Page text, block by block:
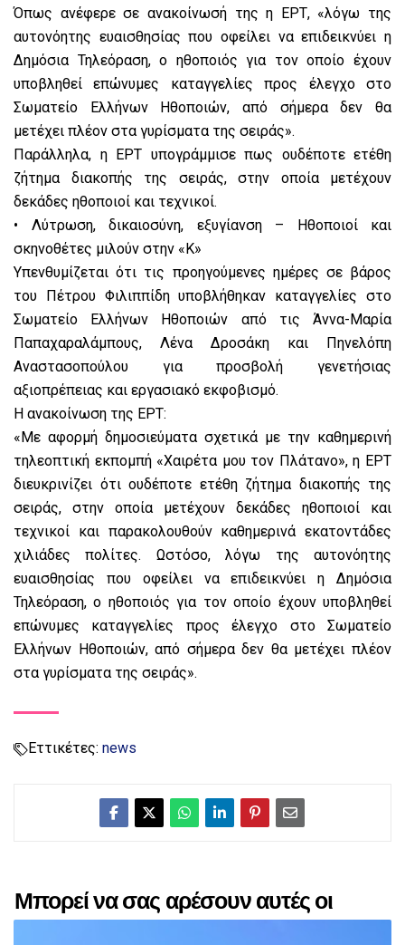
Όπως ανέφερε σε ανακοίνωσή της η ΕΡΤ, «λόγω της
αυτονόητης ευαισθησίας που οφείλει να επιδεικνύει η
Δημόσια Τηλεόραση, ο ηθοποιός για τον οποίο έχουν
υποβληθεί επώνυμες καταγγελίες προς έλεγχο στο
Σωματείο Ελλήνων Ηθοποιών, από σήμερα δεν θα
μετέχει πλέον στα γυρίσματα της σειράς».
Παράλληλα, η ΕΡΤ υπογράμμισε πως ουδέποτε ετέθη
ζήτημα διακοπής της σειράς, στην οποία μετέχουν
δεκάδες ηθοποιοί και τεχνικοί.
• Λύτρωση, δικαιοσύνη, εξυγίανση – Ηθοποιοί και
σκηνοθέτες μιλούν στην «Κ»
Υπενθυμίζεται ότι τις προηγούμενες ημέρες σε βάρος
του Πέτρου Φιλιππίδη υποβλήθηκαν καταγγελίες στο
Σωματείο Ελλήνων Ηθοποιών από τις Άννα-Μαρία
Παπαχαραλάμπους, Λένα Δροσάκη και Πηνελόπη
Αναστασοπούλου για προσβολή γενετήσιας
αξιοπρέπειας και εργασιακό εκφοβισμό.
Η ανακοίνωση της ΕΡΤ:
«Με αφορμή δημοσιεύματα σχετικά με την καθημερινή
τηλεοπτική εκπομπή «Χαιρέτα μου τον Πλάτανο», η ΕΡΤ
διευκρινίζει ότι ουδέποτε ετέθη ζήτημα διακοπής της
σειράς, στην οποία μετέχουν δεκάδες ηθοποιοί και
τεχνικοί και παρακολουθούν καθημερινά εκατοντάδες
χιλιάδες πολίτες. Ωστόσο, λόγω της αυτονόητης
ευαισθησίας που οφείλει να επιδεικνύει η Δημόσια
Τηλεόραση, ο ηθοποιός για τον οποίο έχουν υποβληθεί
επώνυμες καταγγελίες προς έλεγχο στο Σωματείο
Ελλήνων Ηθοποιών, από σήμερα δεν θα μετέχει πλέον
στα γυρίσματα της σειράς».
Εττικέτες: news
Μπορεί να σας αρέσουν αυτές οι
αναρτήσεις